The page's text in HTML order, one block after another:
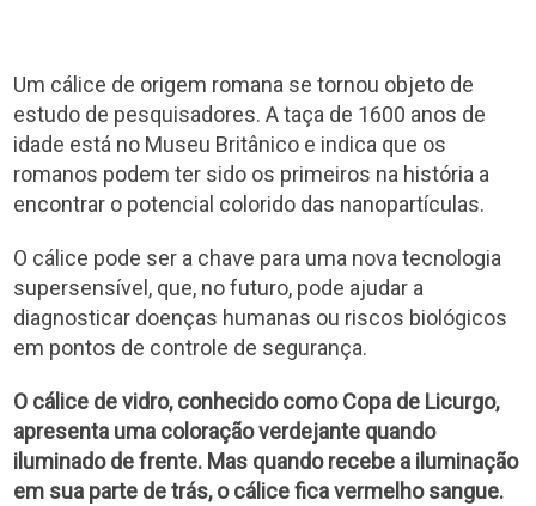
Um cálice de origem romana se tornou objeto de
estudo de pesquisadores. A taça de 1600 anos de
idade está no Museu Britânico e indica que os
romanos podem ter sido os primeiros na história a
encontrar o potencial colorido das nanopartículas.
O cálice pode ser a chave para uma nova tecnologia
supersensível, que, no futuro, pode ajudar a
diagnosticar doenças humanas ou riscos biológicos
em pontos de controle de segurança.
O cálice de vidro, conhecido como Copa de Licurgo,
apresenta uma coloração verdejante quando
iluminado de frente. Mas quando recebe a iluminação
em sua parte de trás, o cálice fica vermelho sangue.